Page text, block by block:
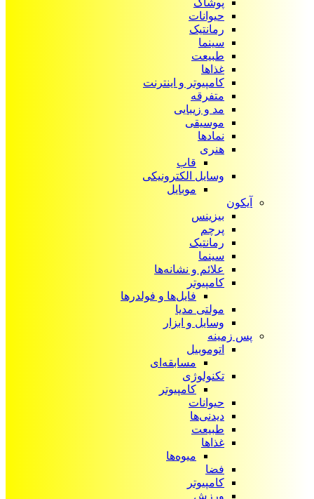
پوشاک
حیوانات
رمانتیک
سینما
طبیعت
غذاها
کامپیوتر و اینترنت
متفرقه
مد و زیبایی
موسیقی
نمادها
هنری
قاب
وسایل الکترونیکی
موبایل
آیکون‌
بیزینس
پرچم
رمانتیک
سینما
علائم و نشانه‌ها
کامپیوتر
فایل‌ها و فولدرها
مولتی مدیا
وسایل و ابزار
پس زمینه
اتوموبیل
مسابقه‌ای
تکنولوژی
کامپیوتر
حیوانات
دیدنی‌ها
طبیعت
غذاها
میوه‌ها
فضا
کامپیوتر
ورزش